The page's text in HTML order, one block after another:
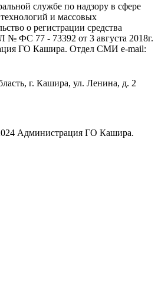
службе по надзору в сфере
и массовых
о регистрации средства
№ ФС 77 - 73392 от 3 августа 2018г.
ГО Кашира. Отдел СМИ e-mail:
г. Кашира, ул. Ленина, д. 2
Администрация ГО Кашира.